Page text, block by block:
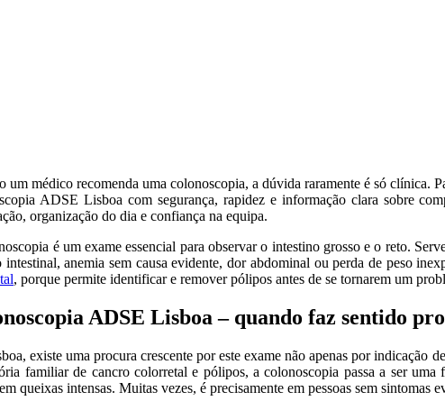
um médico recomenda uma colonoscopia, a dúvida raramente é só clínica.
ADSE Lisboa com segurança, rapidez e informação clara sobre
organização do dia e confiança na equipa.
é um exame essencial para observar o intestino grosso e o reto.
intestinal, anemia sem causa evidente, dor abdominal ou perda de peso
, porque permite identificar e remover pólipos antes de se tornarem um
ADSE Lisboa – quando faz sentido
existe uma procura crescente por este exame não apenas por indicação
familiar de cancro colorretal e pólipos, a colonoscopia passa a ser
queixas intensas. Muitas vezes, é precisamente em pessoas sem sintomas